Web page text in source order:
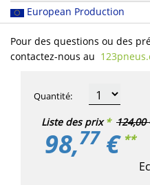
European Production
Pour des questions ou des
contactez-nous au
Liste des prix * 124,00
98,77€ **
Quantité: